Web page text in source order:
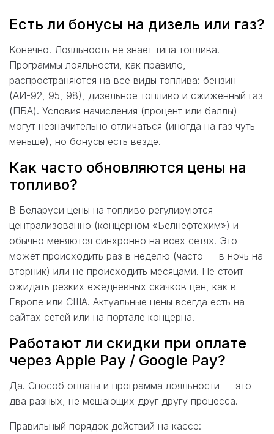
Есть ли бонусы на дизель или газ?
Конечно. Лояльность не знает типа топлива.
Программы лояльности, как правило,
распространяются на все виды топлива: бензин
(АИ-92, 95, 98), дизельное топливо и сжиженный газ
(ПБА). Условия начисления (процент или баллы)
могут незначительно отличаться (иногда на газ чуть
меньше), но бонусы есть везде.
Как часто обновляются цены на
топливо?
В Беларуси цены на топливо регулируются
централизованно (концерном «Белнефтехим») и
обычно меняются синхронно на всех сетях. Это
может происходить раз в неделю (часто — в ночь на
вторник) или не происходить месяцами. Не стоит
ожидать резких ежедневных скачков цен, как в
Европе или США. Актуальные цены всегда есть на
сайтах сетей или на портале концерна.
Работают ли скидки при оплате
через Apple Pay / Google Pay?
Да. Способ оплаты и программа лояльности — это
два разных, не мешающих друг другу процесса.
Правильный порядок действий на кассе: